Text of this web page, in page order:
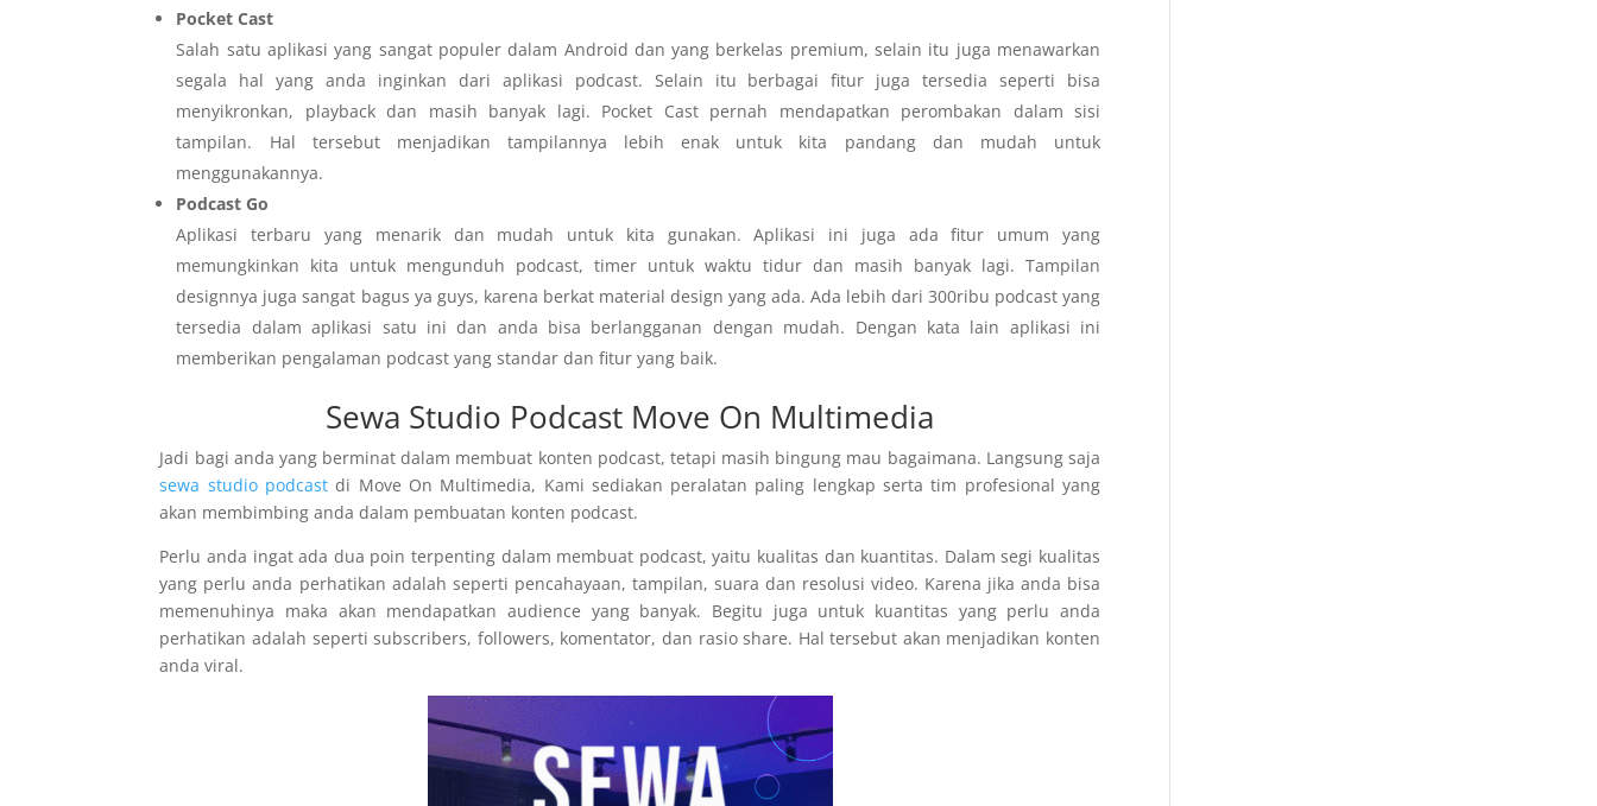
Pocket Cast
Salah satu aplikasi yang sangat populer dalam Android dan yang berkelas premium, selain itu juga menawarkan
segala hal yang anda inginkan dari aplikasi podcast. Selain itu berbagai fitur juga tersedia seperti bisa
menyikronkan, playback dan masih banyak lagi. Pocket Cast pernah mendapatkan perombakan dalam sisi
tampilan. Hal tersebut menjadikan tampilannya lebih enak untuk kita pandang dan mudah untuk
menggunakannya.
Podcast Go
Aplikasi terbaru yang menarik dan mudah untuk kita gunakan. Aplikasi ini juga ada fitur umum yang
memungkinkan kita untuk mengunduh podcast, timer untuk waktu tidur dan masih banyak lagi. Tampilan
designnya juga sangat bagus ya guys, karena berkat material design yang ada. Ada lebih dari 300ribu podcast yang
tersedia dalam aplikasi satu ini dan anda bisa berlangganan dengan mudah. Dengan kata lain aplikasi ini
memberikan pengalaman podcast yang standar dan fitur yang baik.
Sewa Studio Podcast Move On Multimedia
Jadi bagi anda yang berminat dalam membuat konten podcast, tetapi masih bingung mau bagaimana. Langsung saja
sewa studio podcast di Move On Multimedia, Kami sediakan peralatan paling lengkap serta tim profesional yang
akan membimbing anda dalam pembuatan konten podcast.
Perlu anda ingat ada dua poin terpenting dalam membuat podcast, yaitu kualitas dan kuantitas. Dalam segi kualitas
yang perlu anda perhatikan adalah seperti pencahayaan, tampilan, suara dan resolusi video. Karena jika anda bisa
memenuhinya maka akan mendapatkan audience yang banyak. Begitu juga untuk kuantitas yang perlu anda
perhatikan adalah seperti subscribers, followers, komentator, dan rasio share. Hal tersebut akan menjadikan konten
anda viral.